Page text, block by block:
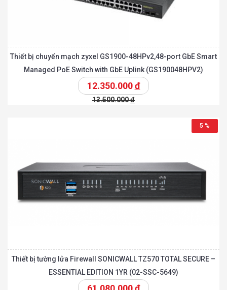
Thiết bị chuyển mạch zyxel GS1900-48HPv2,48-port GbE Smart
Managed PoE Switch with GbE Uplink (GS190048HPV2)
12.350.000đ
13.500.000đ
5 %
Thiết bị tường lửa Firewall SONICWALL TZ570 TOTAL SECURE –
ESSENTIAL EDITION 1YR (02-SSC-5649)